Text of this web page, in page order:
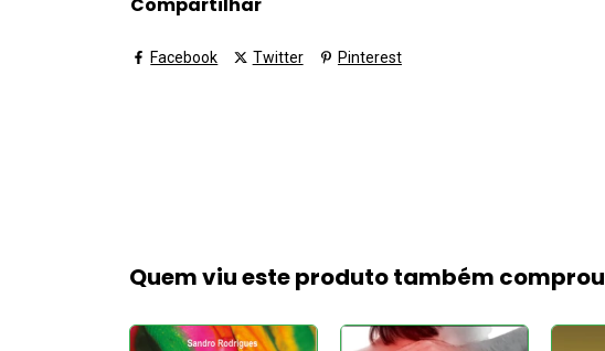
Facebook Twitter Pinterest
Quem viu este produto também comprou